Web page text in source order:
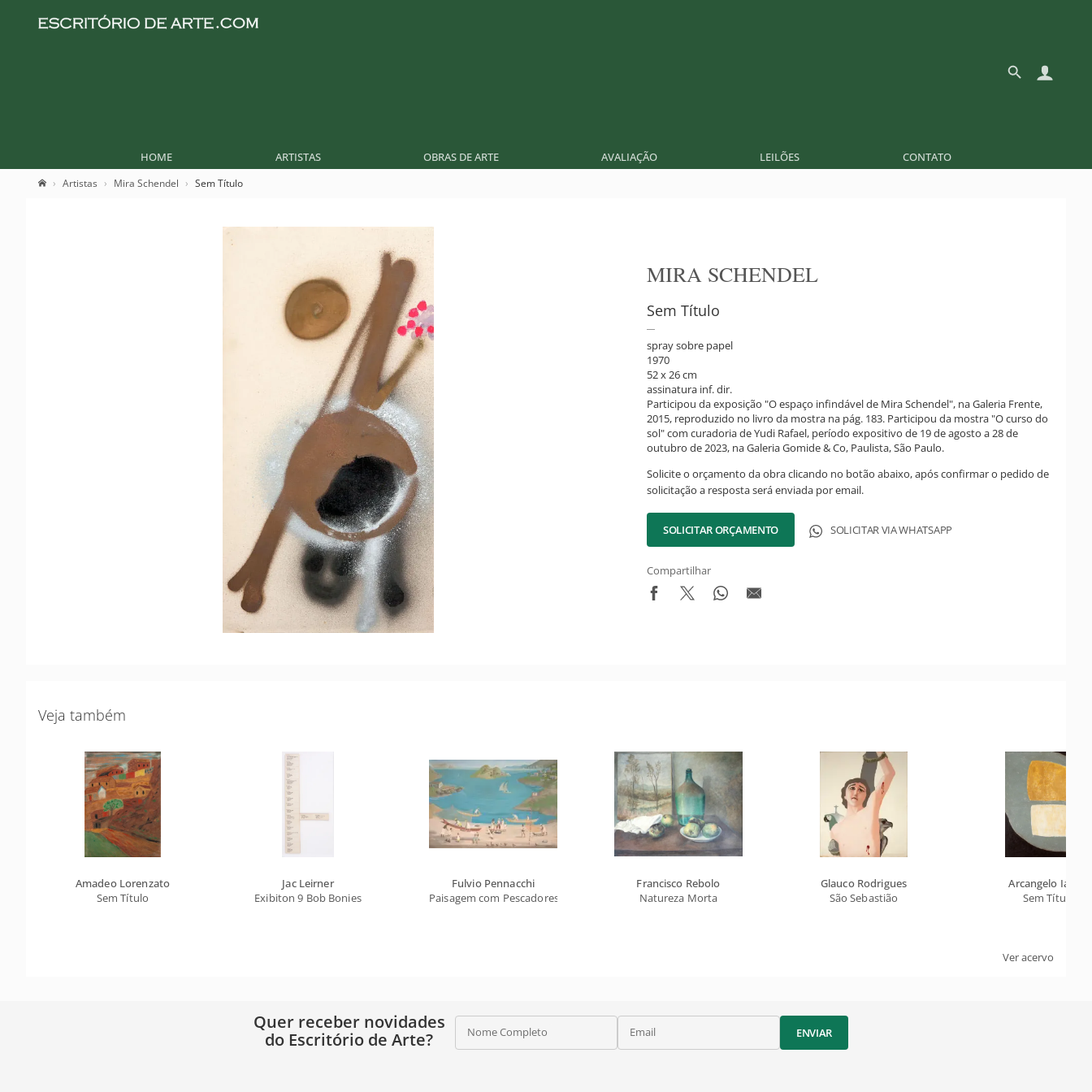
HOME ARTISTAS OBRAS DE ARTE AVALIAÇÃO LEILÕES CONTATO
Artistas Mira Schendel Sem Título
MIRA SCHENDEL
Sem Título
spray sobre papel
1970
52 x 26 cm
assinatura inf. dir.
Participou da exposição "O espaço infindável de Mira Schendel", na Galeria Frente,
2015, reproduzido no livro da mostra na pág. 183. Participou da mostra "O curso do
sol" com curadoria de Yudi Rafael, período expositivo de 19 de agosto a 28 de
outubro de 2023, na Galeria Gomide & Co, Paulista, São Paulo.
Solicite o orçamento da obra clicando no botão abaixo, após confirmar o pedido de
solicitação a resposta será enviada por email.
SOLICITAR ORÇAMENTO SOLICITAR VIA WHATSAPP
Compartilhar
Veja também
Amadeo Lorenzato
Sem Título
Jac Leirner
Exibiton 9 Bob Bonies
Fulvio Pennacchi
Paisagem com Pescadores
Francisco Rebolo
Natureza Morta
Glauco Rodrigues
São Sebastião
Arcangelo Ianelli
Sem Título
Ver acervo
Quer receber novidades
do Escritório de Arte?
Nome Completo Email ENVIAR